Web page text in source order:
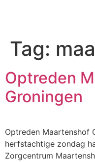
Tag:
Optreden
Groningen
Optreden Maartenshof
herfstachtige zondag
Zorgcentrum